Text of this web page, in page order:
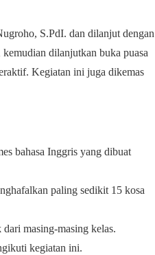
S.PdI. dan dilanjut dengan
dilanjutkan buka puasa
Kegiatan ini juga dikemas
bahasa Inggris yang dibuat
paling sedikit 15 kosa
masing-masing kelas.
kegiatan ini.